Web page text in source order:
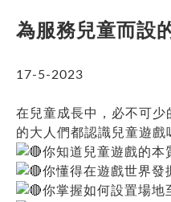
為服務兒童而設
17-5-2023
在兒童成長中，必不可
的大人們都認識兒童遊戲
你知道兒童遊戲的本
你懂得在遊戲世界發
你掌握如何設置場地